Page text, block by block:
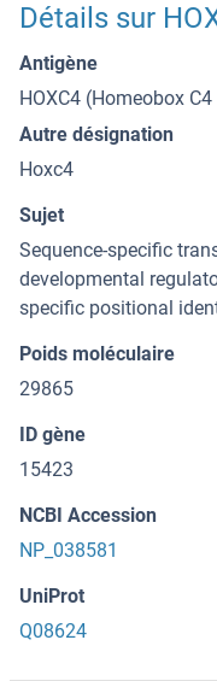
Détails sur
Antigène
HOXC4 (Homeobox C4
Autre désignation
Hoxc4
Sujet
Sequence-specific
developmental
specific positional
Poids moléculaire
29865
ID gène
15423
NCBI Accession
NP_038581
UniProt
Q08624